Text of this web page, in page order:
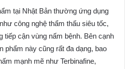
tại Nhật Bản thường ứng dụng
công nghệ thẩm thấu siêu tốc,
tiếp cận vùng nấm bệnh. Bên cạnh
phẩm này cũng rất đa dạng, bao
mạnh mẽ như Terbinafine,